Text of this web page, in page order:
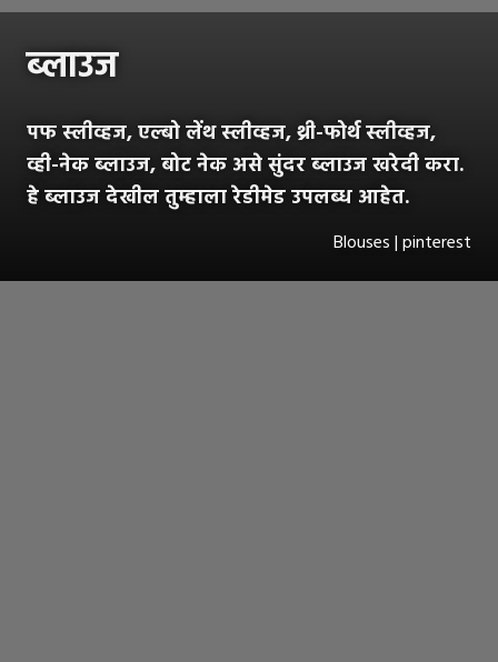
ब्लाउज
पफ स्लीव्हज, एल्बो लेंथ स्लीव्हज, थ्री-फोर्थ स्लीव्हज,
व्ही-नेक ब्लाउज, बोट नेक असे सुंदर ब्लाउज खरेदी करा.
हे ब्लाउज देखील तुम्हाला रेडीमेड उपलब्ध आहेत.
Blouses | pinterest